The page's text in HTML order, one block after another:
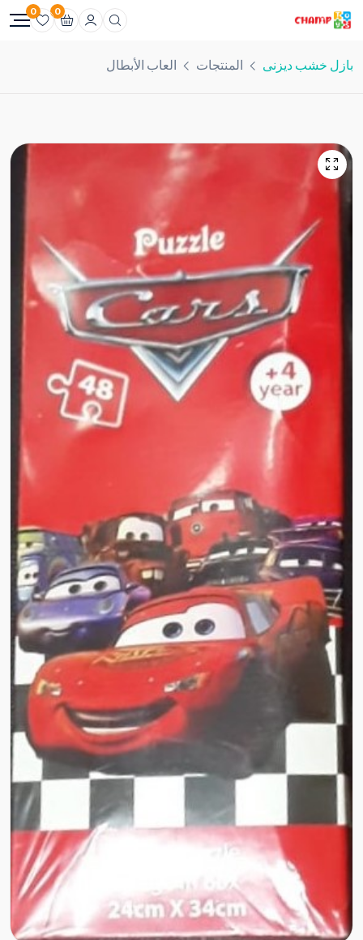
0
0
بازل خشب ديزنى المنتجات العاب الأبطال